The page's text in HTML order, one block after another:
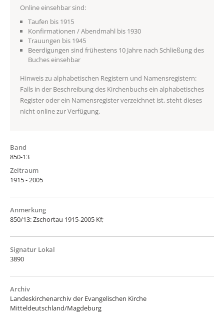
Online einsehbar sind:
Taufen bis 1915
Konfirmationen / Abendmahl bis 1930
Trauungen bis 1945
Beerdigungen sind frühestens 10 Jahre nach Schließung des
Buches einsehbar
Hinweis zu alphabetischen Registern und Namensregistern:
Falls in der Beschreibung des Kirchenbuchs ein alphabetisches
Register oder ein Namensregister verzeichnet ist, steht dieses
nicht online zur Verfügung.
Band
850-13
Zeitraum
1915 - 2005
Anmerkung
850/13: Zschortau 1915-2005 Kf;
Signatur Lokal
3890
Archiv
Landeskirchenarchiv der Evangelischen Kirche
Mitteldeutschland/Magdeburg